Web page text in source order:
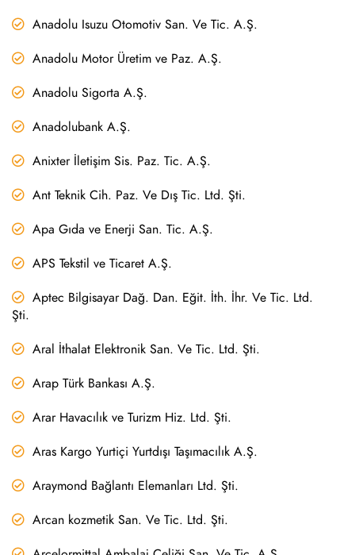
Anadolu Isuzu Otomotiv San. Ve Tic. A.Ş.
Anadolu Motor Üretim ve Paz. A.Ş.
Anadolu Sigorta A.Ş.
Anadolubank A.Ş.
Anixter İletişim Sis. Paz. Tic. A.Ş.
Ant Teknik Cih. Paz. Ve Dış Tic. Ltd. Şti.
Apa Gıda ve Enerji San. Tic. A.Ş.
APS Tekstil ve Ticaret A.Ş.
Aptec Bilgisayar Dağ. Dan. Eğit. İth. İhr. Ve Tic. Ltd.
Şti.
Aral İthalat Elektronik San. Ve Tic. Ltd. Şti.
Arap Türk Bankası A.Ş.
Arar Havacılık ve Turizm Hiz. Ltd. Şti.
Aras Kargo Yurtiçi Yurtdışı Taşımacılık A.Ş.
Araymond Bağlantı Elemanları Ltd. Şti.
Arcan kozmetik San. Ve Tic. Ltd. Şti.